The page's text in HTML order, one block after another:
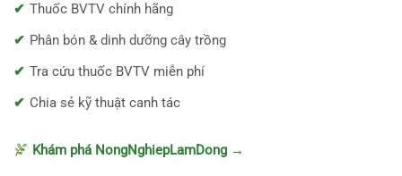
Thuốc BVTV chính hãng
Phân bón & dinh dưỡng cây trồng
Tra cứu thuốc BVTV miễn phí
Chia sẻ kỹ thuật canh tác
Khám phá NongNghiepLamDong →